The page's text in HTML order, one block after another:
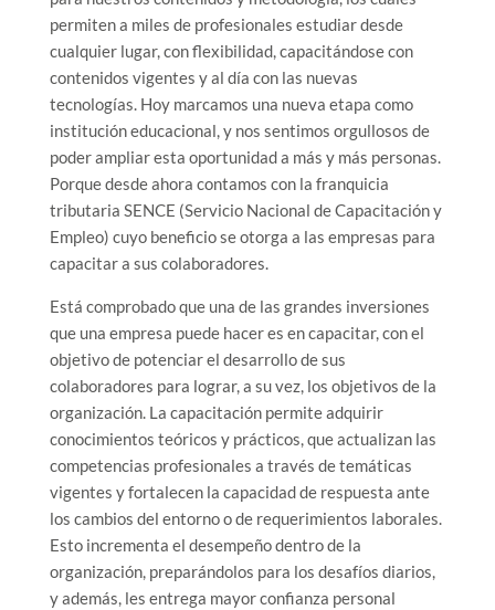
permiten a miles de profesionales estudiar desde
cualquier lugar, con flexibilidad, capacitándose con
contenidos vigentes y al día con las nuevas
tecnologías. Hoy marcamos una nueva etapa como
institución educacional, y nos sentimos orgullosos de
poder ampliar esta oportunidad a más y más personas.
Porque desde ahora contamos con la franquicia
tributaria SENCE (Servicio Nacional de Capacitación y
Empleo) cuyo beneficio se otorga a las empresas para
capacitar a sus colaboradores.
Está comprobado que una de las grandes inversiones
que una empresa puede hacer es en capacitar, con el
objetivo de potenciar el desarrollo de sus
colaboradores para lograr, a su vez, los objetivos de la
organización. La capacitación permite adquirir
conocimientos teóricos y prácticos, que actualizan las
competencias profesionales a través de temáticas
vigentes y fortalecen la capacidad de respuesta ante
los cambios del entorno o de requerimientos laborales.
Esto incrementa el desempeño dentro de la
organización, preparándolos para los desafíos diarios,
y además, les entrega mayor confianza personal